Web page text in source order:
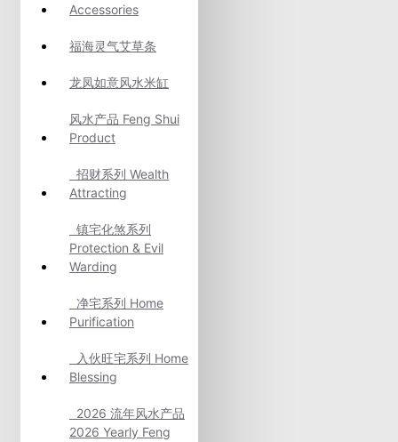
Accessories
福海灵气艾草条
龙凤如意风水米缸
风水产品 Feng Shui
Product
招财系列 Wealth
Attracting
镇宅化煞系列
Protection & Evil
Warding
净宅系列 Home
Purification
入伙旺宅系列 Home
Blessing
2026 流年风水产品
2026 Yearly Feng